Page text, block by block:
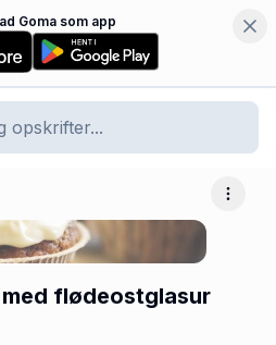
Goma som app
Flere
flødeostglasur